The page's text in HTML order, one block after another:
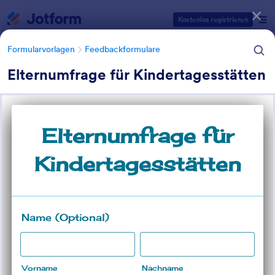
Kostenlos registrieren
Formularvorlagen Feedbackformulare
Elternumfrage für Kindertagesstätten
Formularvorlagen Feedbackformulare
Feedback Formulare für Eltern
Formularvorlagen Kategorien